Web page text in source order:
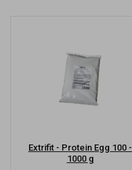
Extrifit - Protein Egg 100 -
1000 g